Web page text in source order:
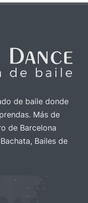
de baile donde
Más de
de Barcelona
Bailes de